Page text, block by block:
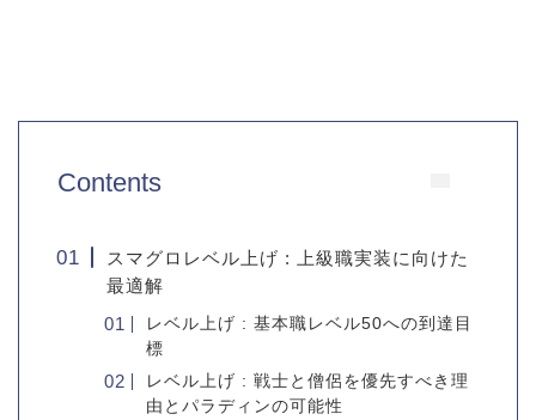
Contents
スマグロレベル上げ : 上級職実装に向けた
最適解
レベル上げ : 基本職レベル50への到達目
標
レベル上げ : 戦士と僧侶を優先すべき理
由とパラディンの可能性